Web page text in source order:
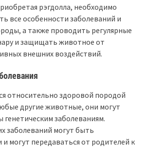
рэгдолла, необходимо
все особенности заболеваний и
а также проводить регулярные
и защищать животное от
внешних воздействий.
относительно здоровой породой
другие животные, они могут
заболеваниям.
заболеваний могут быть
могут передаваться от родителей к